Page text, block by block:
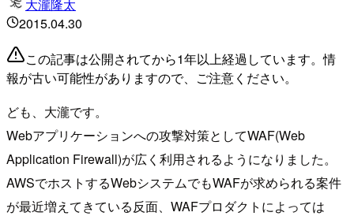
大瀧隆太
2015.04.30
この記事は公開されてから1年以上経過しています。情
報が古い可能性がありますので、ご注意ください。
ども、大瀧です。
Webアプリケーションへの攻撃対策としてWAF(Web
Application Firewall)が広く利用されるようになりました。
AWSでホストするWebシステムでもWAFが求められる案件
が最近増えてきている反面、WAFプロダクトによっては